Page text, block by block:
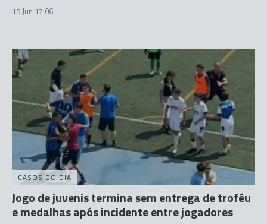
15 Jun 17:06
CASOS DO DIA
Jogo de juvenis termina sem entrega de troféu
e medalhas após incidente entre jogadores